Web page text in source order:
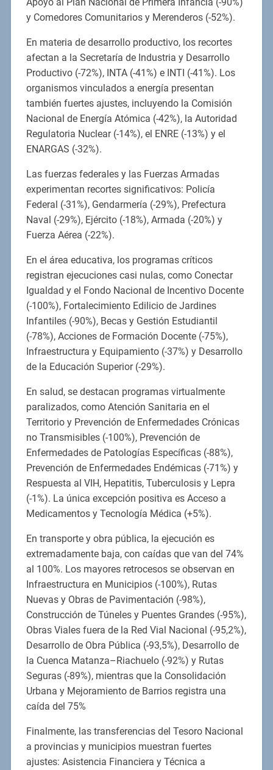
Apoyo al Plan Nacional de Primera Infancia (-90%)
y Comedores Comunitarios y Merenderos (-52%).
En materia de desarrollo productivo, los recortes
afectan a la Secretaría de Industria y Desarrollo
Productivo (-72%), INTA (-41%) e INTI (-41%). Los
organismos vinculados a energía presentan
también fuertes ajustes, incluyendo la Comisión
Nacional de Energía Atómica (-42%), la Autoridad
Regulatoria Nuclear (-14%), el ENRE (-13%) y el
ENARGAS (-32%).
Las fuerzas federales y las Fuerzas Armadas
experimentan recortes significativos: Policía
Federal (-31%), Gendarmería (-29%), Prefectura
Naval (-29%), Ejército (-18%), Armada (-20%) y
Fuerza Aérea (-22%).
En el área educativa, los programas críticos
registran ejecuciones casi nulas, como Conectar
Igualdad y el Fondo Nacional de Incentivo Docente
(-100%), Fortalecimiento Edilicio de Jardines
Infantiles (-90%), Becas y Gestión Estudiantil
(-78%), Acciones de Formación Docente (-75%),
Infraestructura y Equipamiento (-37%) y Desarrollo
de la Educación Superior (-29%).
En salud, se destacan programas virtualmente
paralizados, como Atención Sanitaria en el
Territorio y Prevención de Enfermedades Crónicas
no Transmisibles (-100%), Prevención de
Enfermedades de Patologías Específicas (-88%),
Prevención de Enfermedades Endémicas (-71%) y
Respuesta al VIH, Hepatitis, Tuberculosis y Lepra
(-1%). La única excepción positiva es Acceso a
Medicamentos y Tecnología Médica (+5%).
En transporte y obra pública, la ejecución es
extremadamente baja, con caídas que van del 74%
al 100%. Los mayores retrocesos se observan en
Infraestructura en Municipios (-100%), Rutas
Nuevas y Obras de Pavimentación (-98%),
Construcción de Túneles y Puentes Grandes (-95%),
Obras Viales fuera de la Red Vial Nacional (-95,2%),
Desarrollo de Obra Pública (-93,5%), Desarrollo de
la Cuenca Matanza–Riachuelo (-92%) y Rutas
Seguras (-89%), mientras que la Consolidación
Urbana y Mejoramiento de Barrios registra una
caída del 75%
Finalmente, las transferencias del Tesoro Nacional
a provincias y municipios muestran fuertes
ajustes: Asistencia Financiera y Técnica a